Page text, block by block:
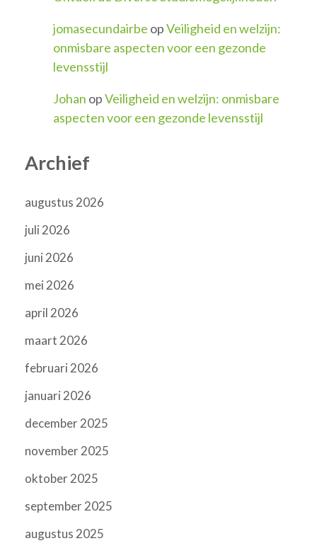
jomasecundairbe opVeiligheid en welzijn:
onmisbare aspecten voor een gezonde
levensstijl
Johan opVeiligheid en welzijn: onmisbare
aspecten voor een gezonde levensstijl
Archief
augustus 2026
juli 2026
juni 2026
mei 2026
april 2026
maart 2026
februari 2026
januari 2026
december 2025
november 2025
oktober 2025
september 2025
augustus 2025